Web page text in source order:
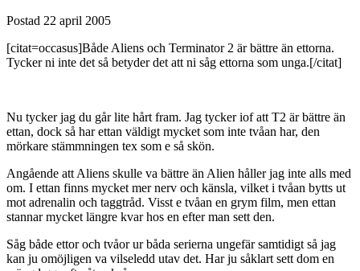
Postad 22 april 2005
[citat=occasus]Både Aliens och Terminator 2 är bättre än ettorna.
Tycker ni inte det så betyder det att ni såg ettorna som unga.[/citat]
Nu tycker jag du går lite hårt fram. Jag tycker iof att T2 är bättre än
ettan, dock så har ettan väldigt mycket som inte tvåan har, den
mörkare stämmningen tex som e så skön.
Angående att Aliens skulle va bättre än Alien håller jag inte alls med
om. I ettan finns mycket mer nerv och känsla, vilket i tvåan bytts ut
mot adrenalin och taggtråd. Visst e tvåan en grym film, men ettan
stannar mycket längre kvar hos en efter man sett den.
Såg både ettor och tvåor ur båda serierna ungefär samtidigt så jag
kan ju omöjligen va vilseledd utav det. Har ju såklart sett dom en